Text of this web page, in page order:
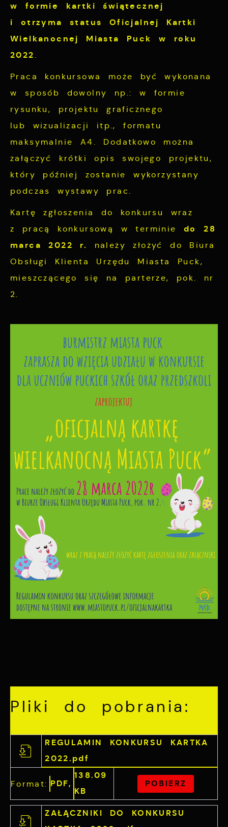
w formie kartki świątecznej
i otrzyma status Oficjalnej Kartki
Wielkanocnej Miasta Puck w roku
2022.
Praca konkursowa może być wykonana
w sposób dowolny np.: w formie
rysunku, projektu graficznego
lub wizualizacji itp., formatu
maksymalnie A4. Dodatkowo można
załączyć krótki opis swojego projektu,
który później zostanie wykorzystany
podczas wystawy prac.
Kartę zgłoszenia do konkursu wraz
z pracą konkursową w terminie do 28
marca 2022 r.
należy złożyć do Biura
Obsługi Klienta Urzędu Miasta Puck,
mieszczącego się na parterze, pok. nr
2.
Pliki do pobrania:
REGULAMIN KONKURSU KARTKA
2022.pdf
Format: PDF,
138.09
KB
POBIERZ
ZAŁĄCZNIKI DO KONKURSU